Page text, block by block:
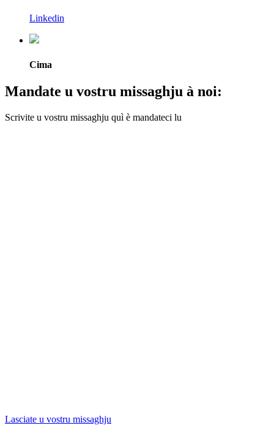
Linkedin
Cima
Mandate u vostru missaghju à noi:
Scrivite u vostru missaghju quì è mandateci lu
Lasciate u vostru missaghju